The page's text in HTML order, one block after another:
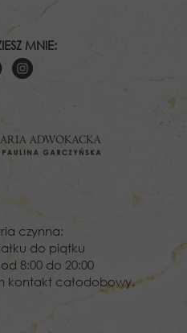
czynna:
do piątku
8:00 do 20:00
kontakt całodobowy.
MNIE: